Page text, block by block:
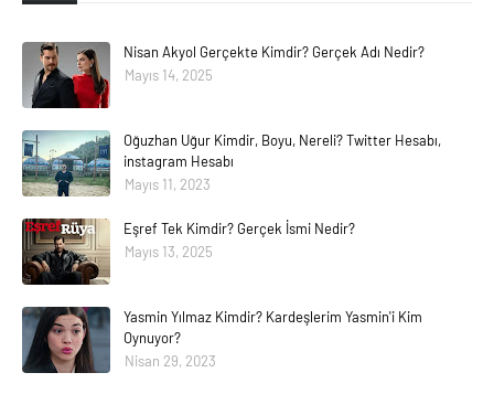
Nisan Akyol Gerçekte Kimdir? Gerçek Adı Nedir?
Mayıs 14, 2025
Oğuzhan Uğur Kimdir, Boyu, Nereli? Twitter Hesabı,
instagram Hesabı
Mayıs 11, 2023
Eşref Tek Kimdir? Gerçek İsmi Nedir?
Mayıs 13, 2025
Yasmin Yılmaz Kimdir? Kardeşlerim Yasmin'i Kim
Oynuyor?
Nisan 29, 2023